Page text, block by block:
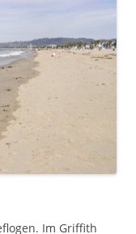
Im Griffith